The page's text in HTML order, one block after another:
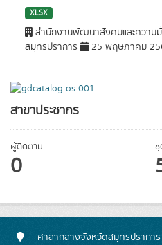
สาขาประชากร
ผู้ติดตาม
0
XLSX
สำนักงานพัฒนาสังคมและความ
สมุทรปราการ
25 พฤษภาคม
ศาลากลางจังหวัดสมุทรปรากา